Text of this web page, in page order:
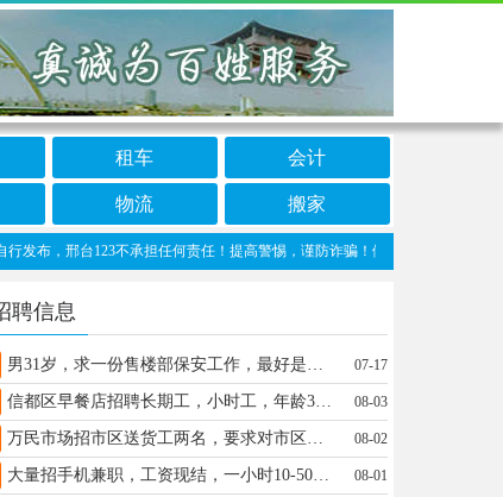
租车 会计
物流 搬家
布，邢台123不承担任何责任！提高警惕，谨防诈骗！做推广、做信息置顶！
聘信息
男31岁，求一份售楼部保安工作，最好是邢象岗.站一休一长白班可长期工作，要求事少点，联系电话18931957035 07-17
信都区早餐店招聘长期工，小时工，年龄30-45岁男女，联系电话19912098065 08-03
万民市场招市区送货工两名，要求对市区道路熟悉，薪资4000，13833964446 13933710692 08-02
大量招手机兼职，工资现结，一小时10-50元，想做的联系：16789303917 08-01